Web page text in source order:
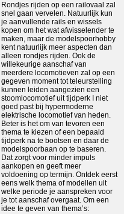
Rondjes rijden op een railovaal zal
snel gaan vervelen. Natuurlijk kun
je aanvullende rails en wissels
kopen om het wat afwisselender te
maken, maar de modelspoorhobby
kent natuurlijk meer aspecten dan
alleen rondjes rijden. Ook de
willekeurige aanschaf van
meerdere locomotieven zal op een
gegeven moment tot teleurstelling
kunnen leiden aangezien een
stoomlocomotief uit tijdperk I niet
goed past bij hypermoderne
elektrische locomotief van heden.
Beter is het om van tevoren een
thema te kiezen of een bepaald
tijdperk na te bootsen en daar de
modelspoorbaan op te baseren.
Dat zorgt voor minder impuls
aankopen en geeft meer
voldoening op termijn. Ontdek eerst
eens welk thema of modellen uit
welke periode je aanspreken voor
je tot aanschaf overgaat. Om een
idee te geven van thema’s: